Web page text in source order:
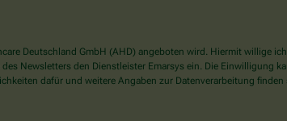
Deutschland GmbH (AHD) angeboten wird. Hiermit willige
Newsletters den Dienstleister Emarsys ein. Die Einwilligung
dafür und weitere Angaben zur Datenverarbeitung finden